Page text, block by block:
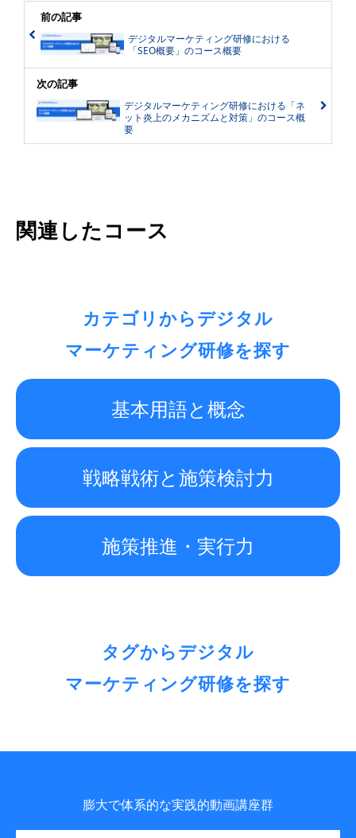
前の記事
デジタルマーケティング研修における
「SEO概要」のコース概要
次の記事
デジタルマーケティング研修における「ネ
ット炎上のメカニズムと対策」のコース概
要
関連したコース
カテゴリからデジタル
マーケティング研修を探す
基本用語と概念
戦略戦術と施策検討力
施策推進・実行力
タグからデジタル
マーケティング研修を探す
膨大で体系的な実践的動画講座群